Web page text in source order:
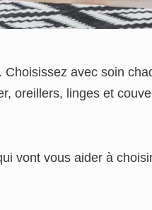
avec soin
oreillers, linges et
vont vous aider à